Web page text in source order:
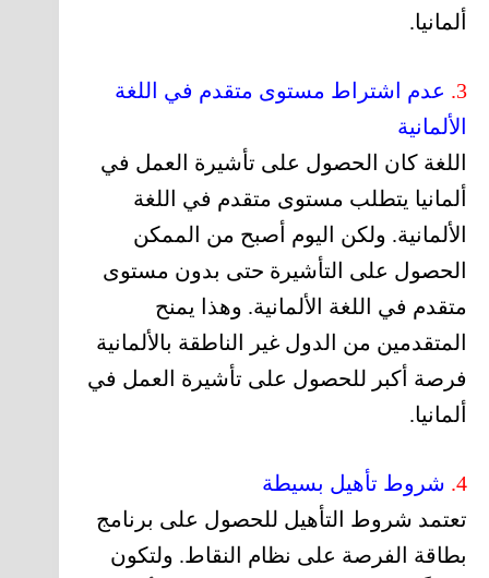
ألمانيا.
3. عدم اشتراط مستوى متقدم في اللغة
الألمانية
اللغة كان الحصول على تأشيرة العمل في
ألمانيا يتطلب مستوى متقدم في اللغة
الألمانية. ولكن اليوم أصبح من الممكن
الحصول على التأشيرة حتى بدون مستوى
متقدم في اللغة الألمانية. وهذا يمنح
المتقدمين من الدول غير الناطقة بالألمانية
فرصة أكبر للحصول على تأشيرة العمل في
ألمانيا.
4. شروط تأهيل بسيطة
تعتمد شروط التأهيل للحصول على برنامج
بطاقة الفرصة على نظام النقاط. ولتكون